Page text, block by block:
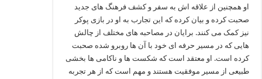
او همچنین از علاقه‌ اش به سفر و کشف فرهنگ‌ های جدید
صحبت کرده و بیان کرده که این تجارب به او در بازی پوکر
نیز کمک می‌ کنند. برایان در مصاحبه‌ های مختلف از چالش‌
هایی که در مسیر حرفه‌ ای خود با آن ها روبرو شده صحبت
کرده است. او معتقد است که شکست‌ ها و ناکامی‌ ها بخشی
طبیعی از مسیر موفقیت هستند و مهم است که از هر تجربه‌